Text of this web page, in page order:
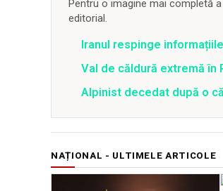
Pentru o imagine mai completă
editorial.
Iranul respinge
Val de căldură extremă în
Alpinist decedat după o
NAȚIONAL - ULTIMELE ARTICOLE